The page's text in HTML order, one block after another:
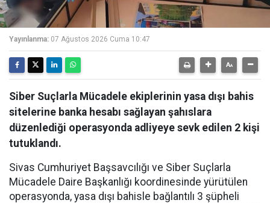
Yayınlanma: 07 Ağustos 2026 Cuma 10:47
Siber Suçlarla Mücadele ekiplerinin yasa dışı bahis
sitelerine banka hesabı sağlayan şahıslara
düzenlediği operasyonda adliyeye sevk edilen 2 kişi
tutuklandı.
Sivas Cumhuriyet Başsavcılığı ve Siber Suçlarla
Mücadele Daire Başkanlığı koordinesinde yürütülen
operasyonda, yasa dışı bahisle bağlantılı 3 şüpheli